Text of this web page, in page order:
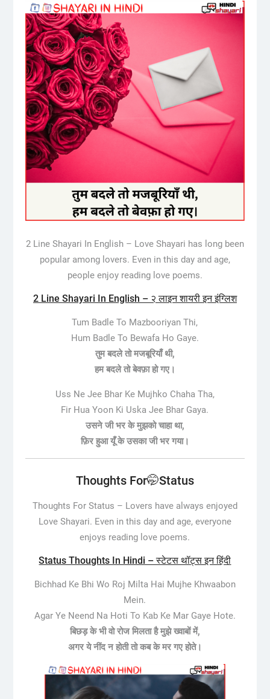
2 Line Shayari In English – Love Shayari has long been
popular among lovers. Even in this day and age,
people enjoy reading love poems.
2 Line Shayari In English – २ लाइन शायरी इन इंग्लिश
Tum Badle To Mazbooriyan Thi,
Hum Badle To Bewafa Ho Gaye.
तुम बदले तो मजबूरियाँ थी,
हम बदले तो बेवफ़ा हो गए।
Uss Ne Jee Bhar Ke Mujhko Chaha Tha,
Fir Hua Yoon Ki Uska Jee Bhar Gaya.
उसने जी भर के मुझको चाहा था,
फ़िर हुआ यूँ के उसका जी भर गया।
Thoughts For🤭Status
Thoughts For Status – Lovers have always enjoyed
Love Shayari. Even in this day and age, everyone
enjoys reading love poems.
Status Thoughts In Hindi – स्टेटस थॉट्स इन हिंदी
Bichhad Ke Bhi Wo Roj Milta Hai Mujhe Khwaabon
Mein.
Agar Ye Neend Na Hoti To Kab Ke Mar Gaye Hote.
बिछड़ के भी वो रोज मिलता है मुझे ख्वाबों में,
अगर ये नींद न होती तो कब के मर गए होते।